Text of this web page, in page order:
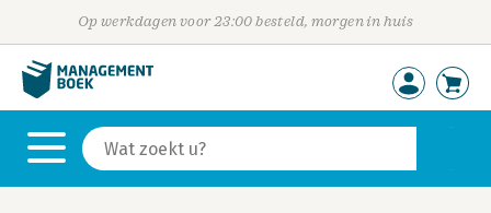
Op werkdagen voor 23:00 besteld, morgen in huis